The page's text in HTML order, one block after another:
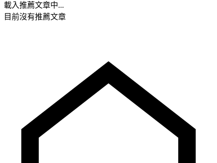
載入推薦文章中...
目前沒有推薦文章